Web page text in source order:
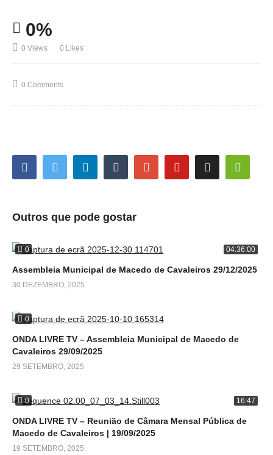
0%
0 Views 0 Likes
0 Comments
Outros que pode gostar
0 04:36:00
Assembleia Municipal de Macedo de Cavaleiros 29/12/2025
30 DEZEMBRO, 2025
0
ONDA LIVRE TV – Assembleia Municipal de Macedo de
Cavaleiros 29/09/2025
29 SETEMBRO, 2025
0 16:47
ONDA LIVRE TV – Reunião de Câmara Mensal Pública de
Macedo de Cavaleiros | 19/09/2025
19 SETEMBRO, 2025